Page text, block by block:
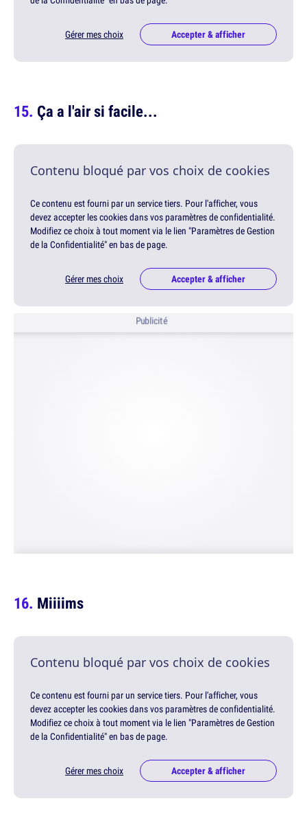
Gérer mes choix Accepter & afficher
Ça a l'air si facile...
Contenu bloqué par vos choix de cookies
Ce contenu est fourni par un service tiers. Pour l'afficher, vous
devez accepter les cookies dans vos paramètres de confidentialité.
Modifiez ce choix à tout moment via le lien "Paramètres de Gestion
de la Confidentialité" en bas de page.
Gérer mes choix Accepter & afficher
Publicité
Miiiims
Contenu bloqué par vos choix de cookies
Ce contenu est fourni par un service tiers. Pour l'afficher, vous
devez accepter les cookies dans vos paramètres de confidentialité.
Modifiez ce choix à tout moment via le lien "Paramètres de Gestion
de la Confidentialité" en bas de page.
Gérer mes choix Accepter & afficher